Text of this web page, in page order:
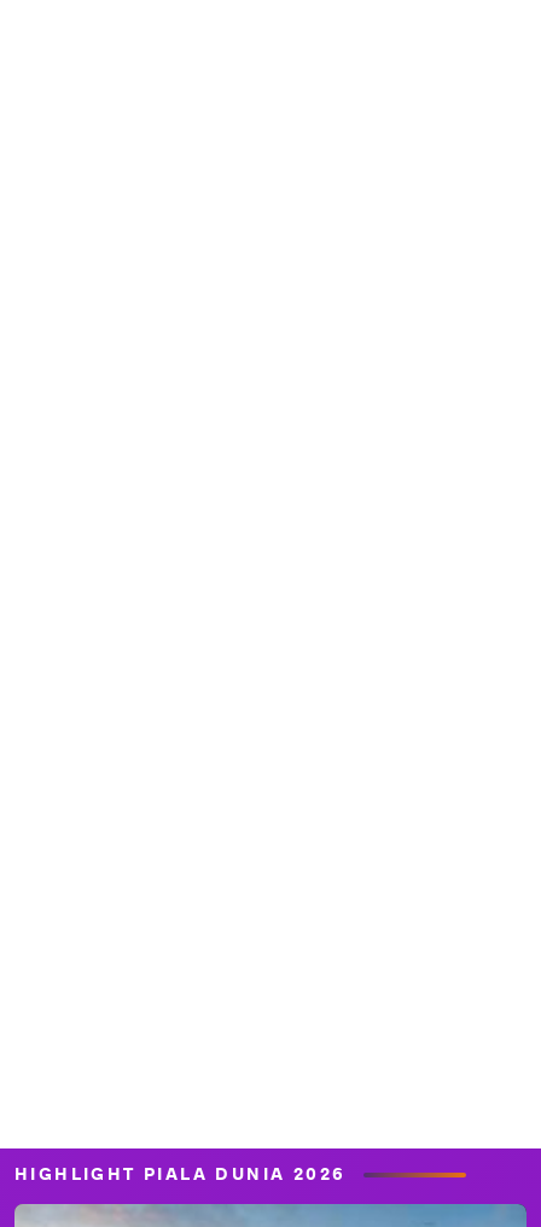
HIGHLIGHT PIALA DUNIA 2026